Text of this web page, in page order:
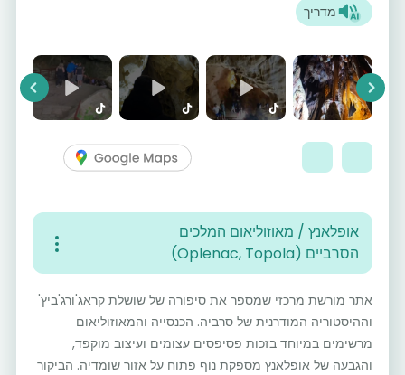
מדריך
Next
אופלאנץ / מאוזוליאום המלכים
הסרביים (Oplenac, Topola)
אתר מורשת מרכזי שמספר את סיפורה של שושלת קראג'ורג'ביץ'
וההיסטוריה המודרנית של סרביה. הכנסייה והמאוזוליאום
מרשימים במיוחד בזכות פסיפסים עצומים ועיצוב מוקפד,
והגבעה של אופלאנץ מספקת נוף פתוח על אזור שומדיה. הביקור